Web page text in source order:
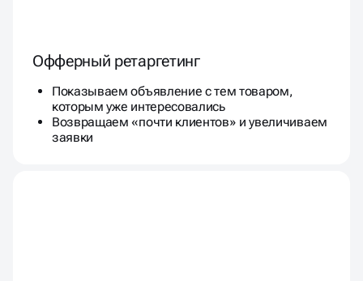
Офферный ретаргетинг
Показываем объявление с тем товаром,
которым уже интересовались
Возвращаем «почти клиентов» и увеличиваем
заявки